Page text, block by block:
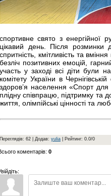
спортивне свято з енергійної
цікавий день. Після розминки
спритність, кмітливість та
безліч позитивних емоцій,
участь у заході всі діти були
комітету України в
здоров’я населення «Спорт для
плідну співпрацю, підтримку та
життя, олімпійські цінності та
Переглядів: 62 | Додав: yulia Рейтинг: 0.0/0
коментарів: 0